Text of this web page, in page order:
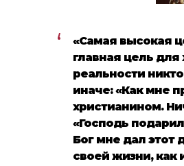
«Самая высокая
главная цель
реальности
иначе: «Как мне
христианином.
«Господь
Бог мне дал этот
своей жизни, как